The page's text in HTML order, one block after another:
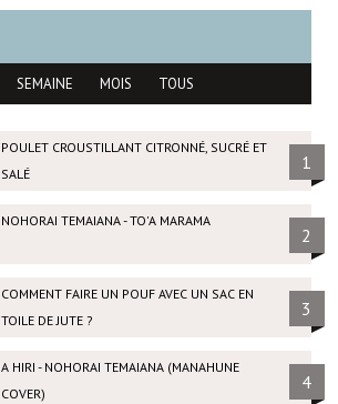
SEMAINE MOIS TOUS
POULET CROUSTILLANT CITRONNÉ, SUCRÉ ET
SALÉ
1
NOHORAI TEMAIANA - TO'A MARAMA
2
COMMENT FAIRE UN POUF AVEC UN SAC EN
TOILE DE JUTE ?
3
A HIRI - NOHORAI TEMAIANA (MANAHUNE
COVER)
4